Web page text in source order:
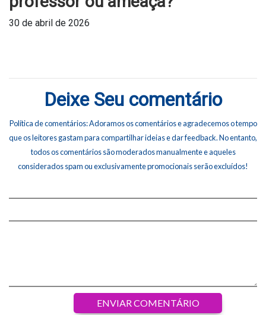
30 de abril de 2026
Deixe Seu comentário
Política de comentários: Adoramos os comentários e agradecemos o tempo
que os leitores gastam para compartilhar ideias e dar feedback. No entanto,
todos os comentários são moderados manualmente e aqueles
considerados spam ou exclusivamente promocionais serão excluídos!